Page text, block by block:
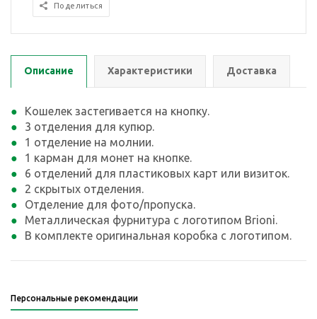
Поделиться
Описание Характеристики Доставка
Кошелек застегивается на кнопку.
3 отделения для купюр.
1 отделение на молнии.
1 карман для монет на кнопке.
6 отделений для пластиковых карт или визиток.
2 скрытых отделения.
Отделение для фото/пропуска.
Металлическая фурнитура с логотипом Brioni.
В комплекте оригинальная коробка с логотипом.
Персональные рекомендации